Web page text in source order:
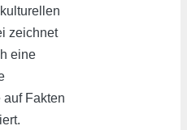
zeichnet
eine
auf Fakten